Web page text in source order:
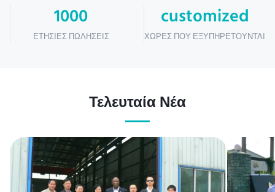
1000
ΕΤΉΣΙΕΣ ΠΩΛΉΣΕΙΣ
customized
ΧΏΡΕΣ ΠΟΥ ΕΞΥΠΗΡΕΤΟΎΝΤΑΙ
Τελευταία Νέα